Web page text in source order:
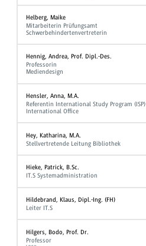
Helberg, Maike
Mitarbeiterin Prüfungsamt
Schwerbehindertenvertreterin
Hennig, Andrea, Prof. Dipl.-Des.
Professorin
Mediendesign
Hensler, Anna, M.A.
Referentin International Study Program (ISP)
International Office
Hey, Katharina, M.A.
Stellvertretende Leitung Bibliothek
Hieke, Patrick, B.Sc.
IT.S Systemadministration
Hildebrand, Klaus, Dipl.-Ing. (FH)
Leiter IT.S
Hilgers, Bodo, Prof. Dr.
Professor